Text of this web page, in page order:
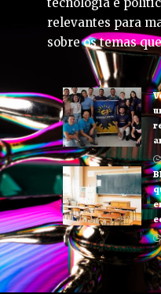
relevantes para
sobre os temas